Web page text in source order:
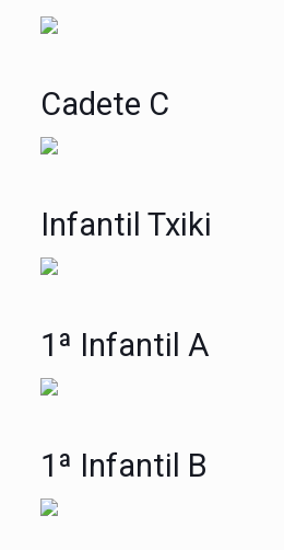
Cadete C
Infantil Txiki
1ª Infantil A
1ª Infantil B